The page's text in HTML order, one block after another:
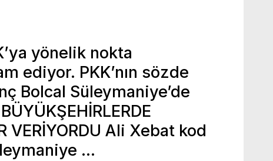
yönelik nokta
ediyor. PKK’nın sözde
Bolcal Süleymaniye’de
VERİYORDU Ali Xebat kod
…